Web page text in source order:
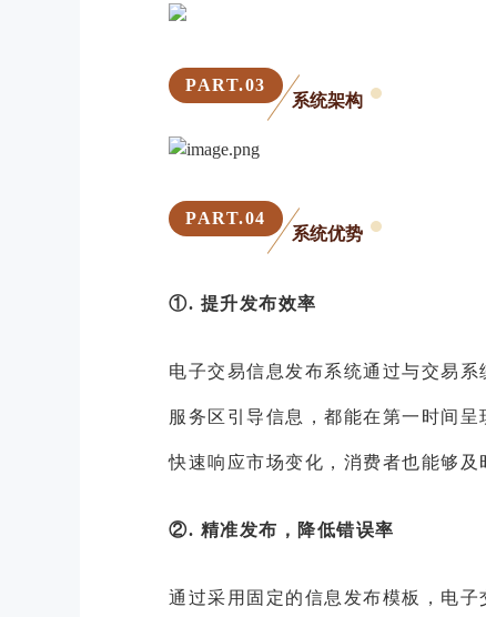
PART.03
系统架构
PART.04
系统优势
①. 提升发布效率
电子交易信息发布系统通过与交易
服务区引导信息，都能在第一时间
快速响应市场变化，消费者也能够
②. 精准发布，降低错误率
通过采用固定的信息发布模板，电